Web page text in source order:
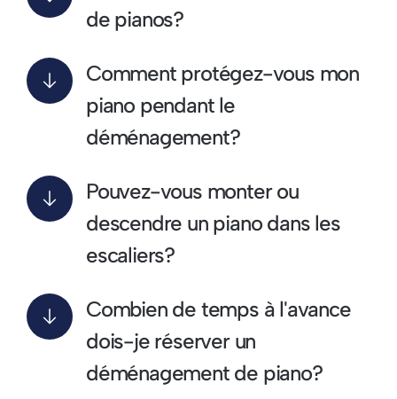
de pianos?
Comment protégez-vous mon
piano pendant le
déménagement?
Pouvez-vous monter ou
descendre un piano dans les
escaliers?
Combien de temps à l'avance
dois-je réserver un
déménagement de piano?